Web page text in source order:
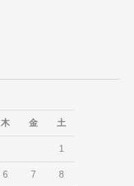
木 金 土
1
6 7 8